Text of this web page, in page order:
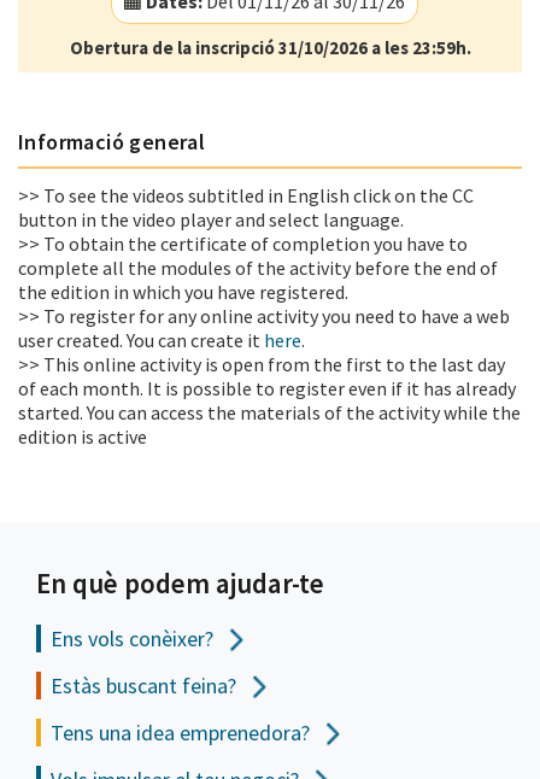
Modalitat:Online
Idioma:Anglès
Obertura de la inscripció 31/10/2026 a les 23:59h.
Informació general
>> To see the videos subtitled in English click on the CC
button in the video player and select language.
>> To obtain the certificate of completion you have to
complete all the modules of the activity before the end of
the edition in which you have registered.
>> To register for any online activity you need to have a web
user created. You can create it here.
>> This online activity is open from the first to the last day
of each month. It is possible to register even if it has already
started. You can access the materials of the activity while the
edition is active
En què podem ajudar-te
Ens vols conèixer?
Estàs buscant feina?
Tens una idea emprenedora?